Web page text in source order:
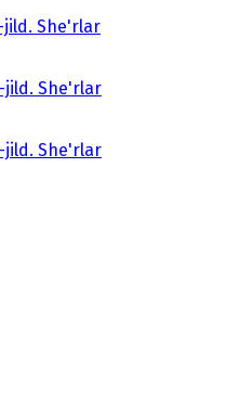
jild. She'rlar
jild. She'rlar
jild. She'rlar